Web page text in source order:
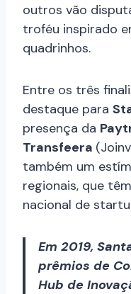
outros vão
troféu inspirado
quadrinhos.
Entre os três
destaque para
presença da
Transfeera
também um
regionais, que
nacional de
Em 2019,
prêmios de
Hub de